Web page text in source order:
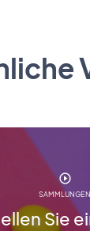
SAMMLUNGEN
Sie